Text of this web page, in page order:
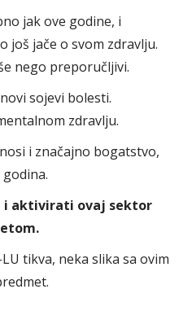
jak ove godine, i
još jače o svom zdravlju.
nego preporučljivi.
sojevi bolesti.
zdravlju.
i značajno bogatstvo,
i aktivirati ovaj sektor
tikva, neka slika sa ovim